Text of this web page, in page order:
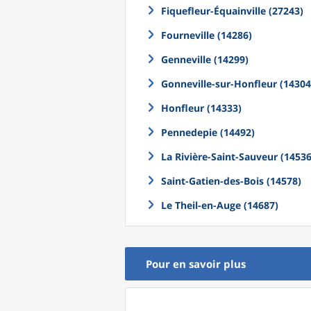
Fiquefleur-Équainville (27243)
Fourneville (14286)
Genneville (14299)
Gonneville-sur-Honfleur
Honfleur (14333)
Pennedepie (14492)
La Rivière-Saint-Sauveur
Saint-Gatien-des-Bois (14578)
Le Theil-en-Auge (14687)
Pour en savoir plus